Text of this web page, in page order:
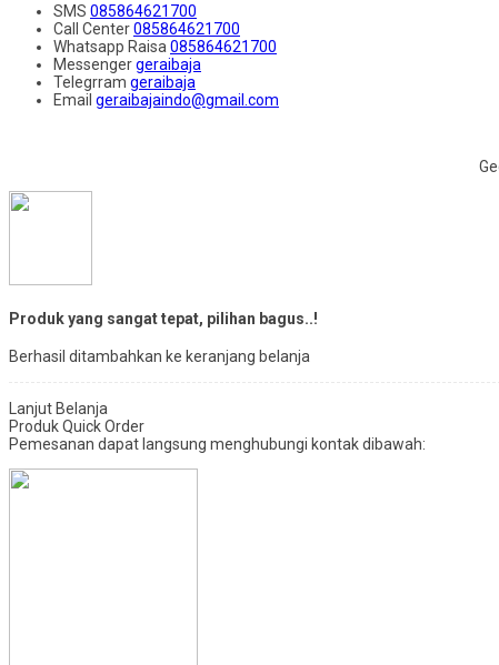
SMS 085864621700
Call Center085864621700
Whatsapp Raisa 085864621700
Messengergeraibaja
Telegrram geraibaja
Email geraibajaindo@gmail.com
Produk yang sangat tepat, pilihan bagus..!
Berhasil ditambahkan ke keranjang belanja
Lanjut Belanja
Produk Quick Order
Pemesanan dapat langsung menghubungi kontak dibawah: